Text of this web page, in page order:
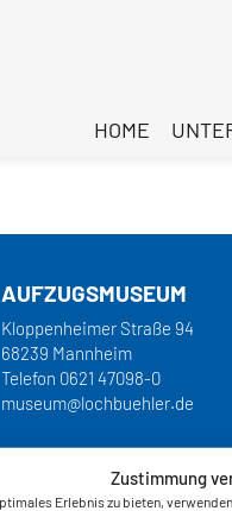
Zustimmung
Erlebnis zu bieten,
HOME
AUFZUGSMUSEUM
Kloppenheimer Straße 94
68239 Mannheim
Telefon 0621 47098-0
museum@lochbuehler.de